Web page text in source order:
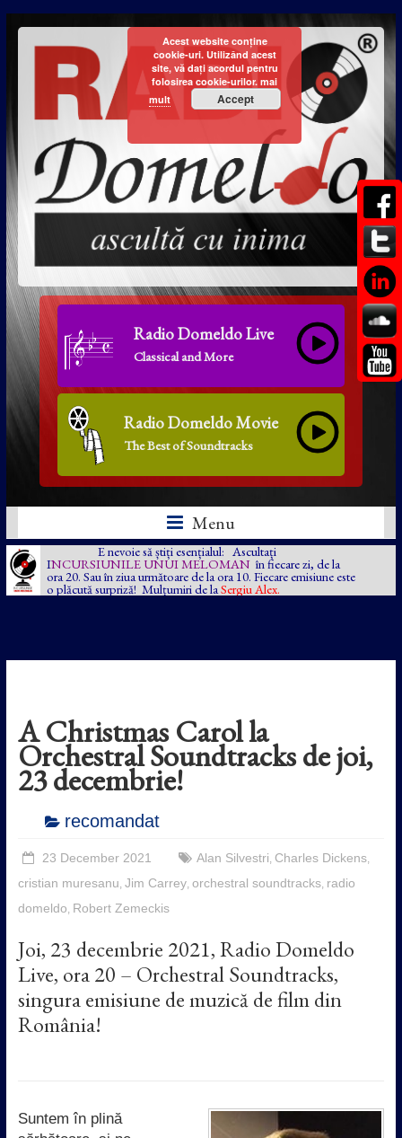
Radio Domeldo Live
Classical and More
Radio Domeldo Movie
The Best of Soundtracks
Menu
E nevoie să știți esențialul: Ascultați
INCURSIUNILE UNUI MELOMAN în fiecare zi, de la
ora 20. Sau în ziua următoare de la ora 10. Fiecare emisiune este
o plăcută surpriză! Mulțumiri de la Sergiu Alex.
A Christmas Carol la
Orchestral Soundtracks de joi,
23 decembrie!
recomandat
23 December 2021 Alan Silvestri Charles Dickens,
cristian muresanu Jim Carrey, orchestral soundtracks, radio
domeldo Robert Zemeckis
Joi, 23 decembrie 2021, Radio Domeldo
Live, ora 20 – Orchestral Soundtracks,
singura emisiune de muzică de film din
România!
Suntem în plină
Acest website conține
cookie-uri. Utilizând acest
site, vă dați acordul pentru
folosirea cookie-urilor. mai
mult
Accept